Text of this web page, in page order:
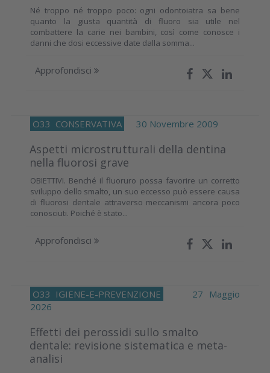
Né troppo né troppo poco: ogni odontoiatra sa bene
quanto la giusta quantità di fluoro sia utile nel
combattere la carie nei bambini, così come conosce i
danni che dosi eccessive date dalla somma...
Approfondisci
O33 CONSERVATIVA 30 Novembre 2009
Aspetti microstrutturali della dentina
nella fluorosi grave
OBIETTIVI. Benché il fluoruro possa favorire un corretto
sviluppo dello smalto, un suo eccesso può essere causa
di fluorosi dentale attraverso meccanismi ancora poco
conosciuti. Poiché è stato...
Approfondisci
O33 IGIENE-E-PREVENZIONE
27 Maggio
2026
Effetti dei perossidi sullo smalto
dentale: revisione sistematica e meta-
analisi